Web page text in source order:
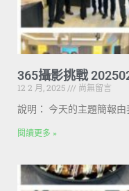
365攝影挑戰
12 2 月, 2025
尚無留言
說明： 今天的主題簡報
閱讀更多 »